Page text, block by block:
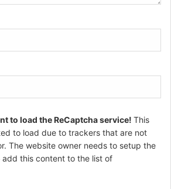
to load the ReCaptcha service! This
to load due to trackers that are not
The website owner needs to setup the
add this content to the list of